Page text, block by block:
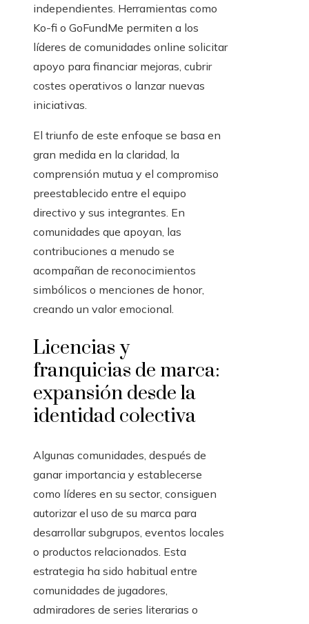
independientes. Herramientas como
Ko-fi o GoFundMe permiten a los
líderes de comunidades online solicitar
apoyo para financiar mejoras, cubrir
costes operativos o lanzar nuevas
iniciativas.
El triunfo de este enfoque se basa en
gran medida en la claridad, la
comprensión mutua y el compromiso
preestablecido entre el equipo
directivo y sus integrantes. En
comunidades que apoyan, las
contribuciones a menudo se
acompañan de reconocimientos
simbólicos o menciones de honor,
creando un valor emocional.
Licencias y
franquicias de marca:
expansión desde la
identidad colectiva
Algunas comunidades, después de
ganar importancia y establecerse
como líderes en su sector, consiguen
autorizar el uso de su marca para
desarrollar subgrupos, eventos locales
o productos relacionados. Esta
estrategia ha sido habitual entre
comunidades de jugadores,
admiradores de series literarias o